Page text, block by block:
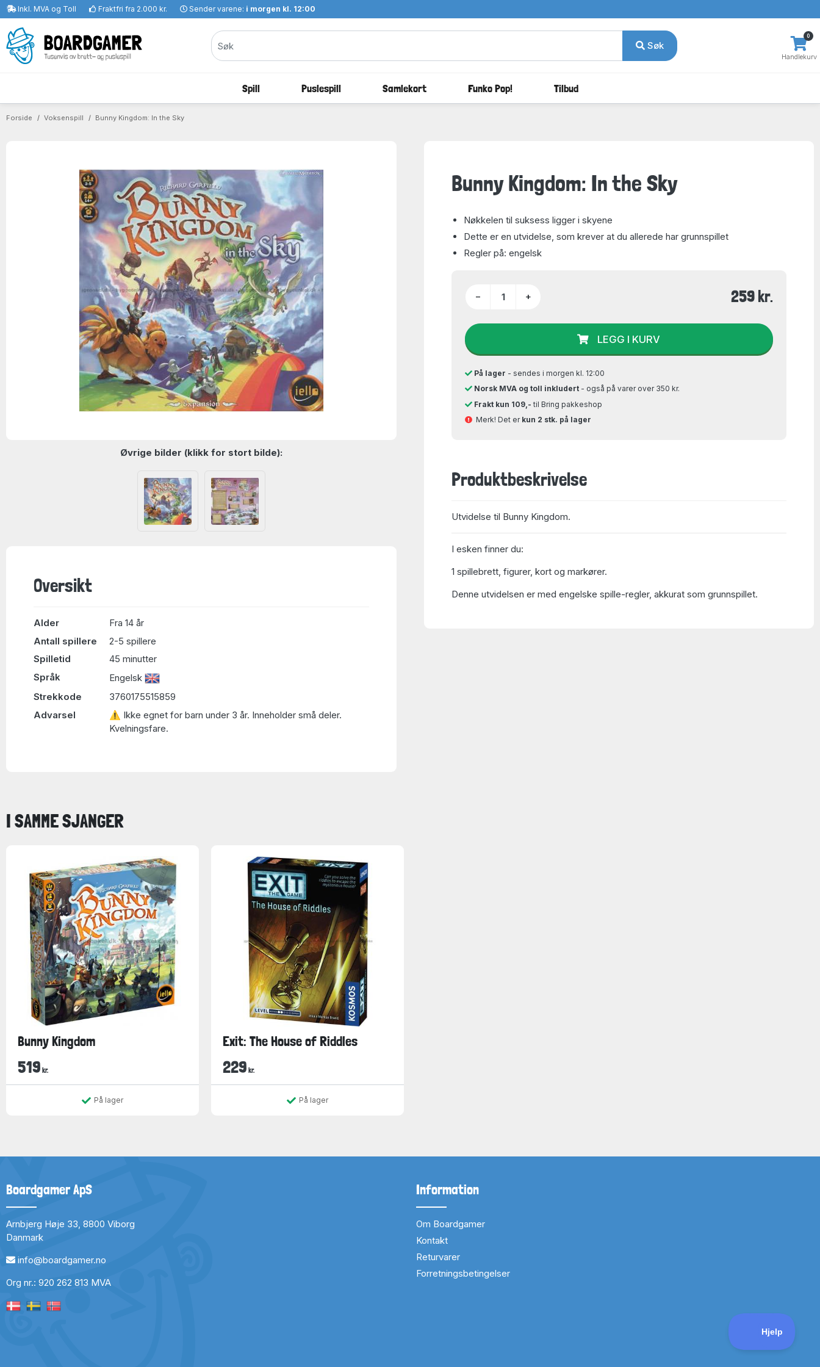
Inkl. MVA og Toll Fraktfri fra 2.000 kr. Sender varene: i morgen kl. 12:00
Søk
Handlekurv
0
Spill Puslespill Samlekort Funko Pop! Tilbud
Forside Voksenspill Bunny Kingdom: In the Sky
Øvrige bilder (klikk for stort bilde):
Oversikt
Alder
Fra 14 år
Antall spillere
2-5 spillere
Spilletid
45 minutter
Språk
Engelsk
Strekkode
3760175515859
Advarsel
⚠ Ikke egnet for barn under 3 år. Inneholder små deler.
Kvelningsfare.
Bunny Kingdom: In the Sky
Nøkkelen til suksess ligger i skyene
Dette er en utvidelse, som krever at du allerede har grunnspillet
Regler på: engelsk
− + 259 kr.
LEGG I KURV
På lager - sendes i morgen kl. 12:00
Norsk MVA og toll inkludert - også på varer over 350 kr.
Frakt kun 109,- til Bring pakkeshop
Merk! Det er kun 2 stk. på lager
Produktbeskrivelse
Utvidelse til Bunny Kingdom.
I esken finner du:
1 spillebrett, figurer, kort og markører.
Denne utvidelsen er med engelske spille-regler, akkurat som grunnspillet.
I SAMME SJANGER
Bunny Kingdom
519 kr.
På lager
Exit: The House of Riddles
229 kr.
På lager
Boardgamer ApS
Arnbjerg Høje 33, 8800 Viborg
Danmark
info@boardgamer.no
Org nr.: 920 262 813 MVA
Information
Om Boardgamer
Kontakt
Returvarer
Forretningsbetingelser